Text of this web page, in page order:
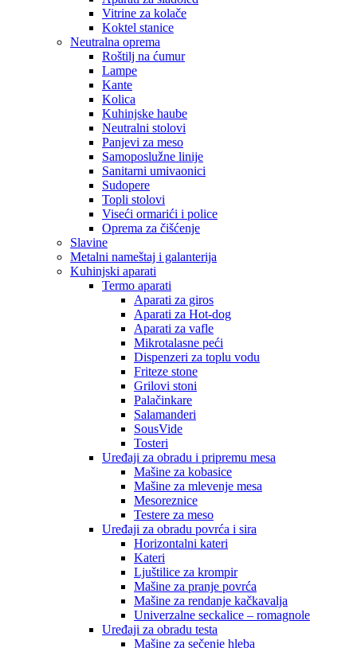
Vitrine za kolače
Koktel stanice
Neutralna oprema
Roštilj na ćumur
Lampe
Kante
Kolica
Kuhinjske haube
Neutralni stolovi
Panjevi za meso
Samoposlužne linije
Sanitarni umivaonici
Sudopere
Topli stolovi
Viseći ormarići i police
Oprema za čišćenje
Slavine
Metalni nameštaj i galanterija
Kuhinjski aparati
Termo aparati
Aparati za giros
Aparati za Hot-dog
Aparati za vafle
Mikrotalasne peći
Dispenzeri za toplu vodu
Friteze stone
Grilovi stoni
Palačinkare
Salamanderi
SousVide
Tosteri
Uređaji za obradu i pripremu mesa
Mašine za kobasice
Mašine za mlevenje mesa
Mesoreznice
Testere za meso
Uređaji za obradu povrća i sira
Horizontalni kateri
Kateri
Ljuštilice za krompir
Mašine za pranje povrća
Mašine za rendanje kačkavalja
Univerzalne seckalice – romagnole
Uređaji za obradu testa
Mašine za sečenje hleba